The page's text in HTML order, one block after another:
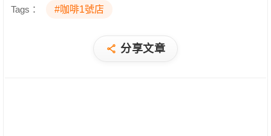
Tags： #咖啡1號店
分享文章